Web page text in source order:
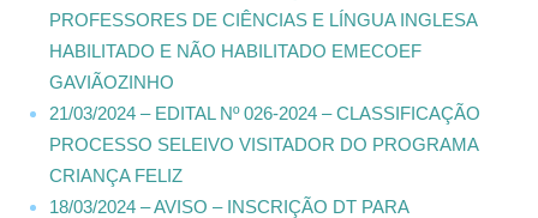
PROFESSORES DE CIÊNCIAS E LÍNGUA INGLESA
HABILITADO E NÃO HABILITADO EMECOEF
GAVIÃOZINHO
21/03/2024 – EDITAL Nº 026-2024 – CLASSIFICAÇÃO
PROCESSO SELEIVO VISITADOR DO PROGRAMA
CRIANÇA FELIZ
18/03/2024 – AVISO – INSCRIÇÃO DT PARA